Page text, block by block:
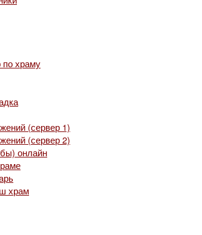
по храму
(сервер 1)
(сервер 2)
онлайн
храм